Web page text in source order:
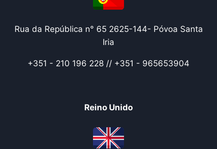
Rua da República n° 65 2625-144- Póvoa Santa
Iria
+351 - 210 196 228 // +351 - 965653904
Reino Unido